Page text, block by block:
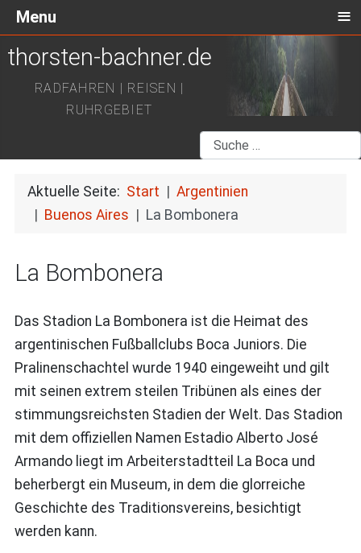
thorsten-bachner.de
RADFAHREN | REISEN |
RUHRGEBIET
Suchen
Aktuelle Seite: Start
Argentinien
Buenos Aires
La Bombonera
La Bombonera
Das Stadion La Bombonera ist die Heimat des
argentinischen Fußballclubs Boca Juniors. Die
Pralinenschachtel wurde 1940 eingeweiht und gilt
mit seinen extrem steilen Tribünen als eines der
stimmungsreichsten Stadien der Welt. Das Stadion
mit dem offiziellen Namen Estadio Alberto José
Armando liegt im Arbeiterstadtteil La Boca und
beherbergt ein Museum, in dem die glorreiche
Geschichte des Traditionsvereins, besichtigt
werden kann.
Menu ≡